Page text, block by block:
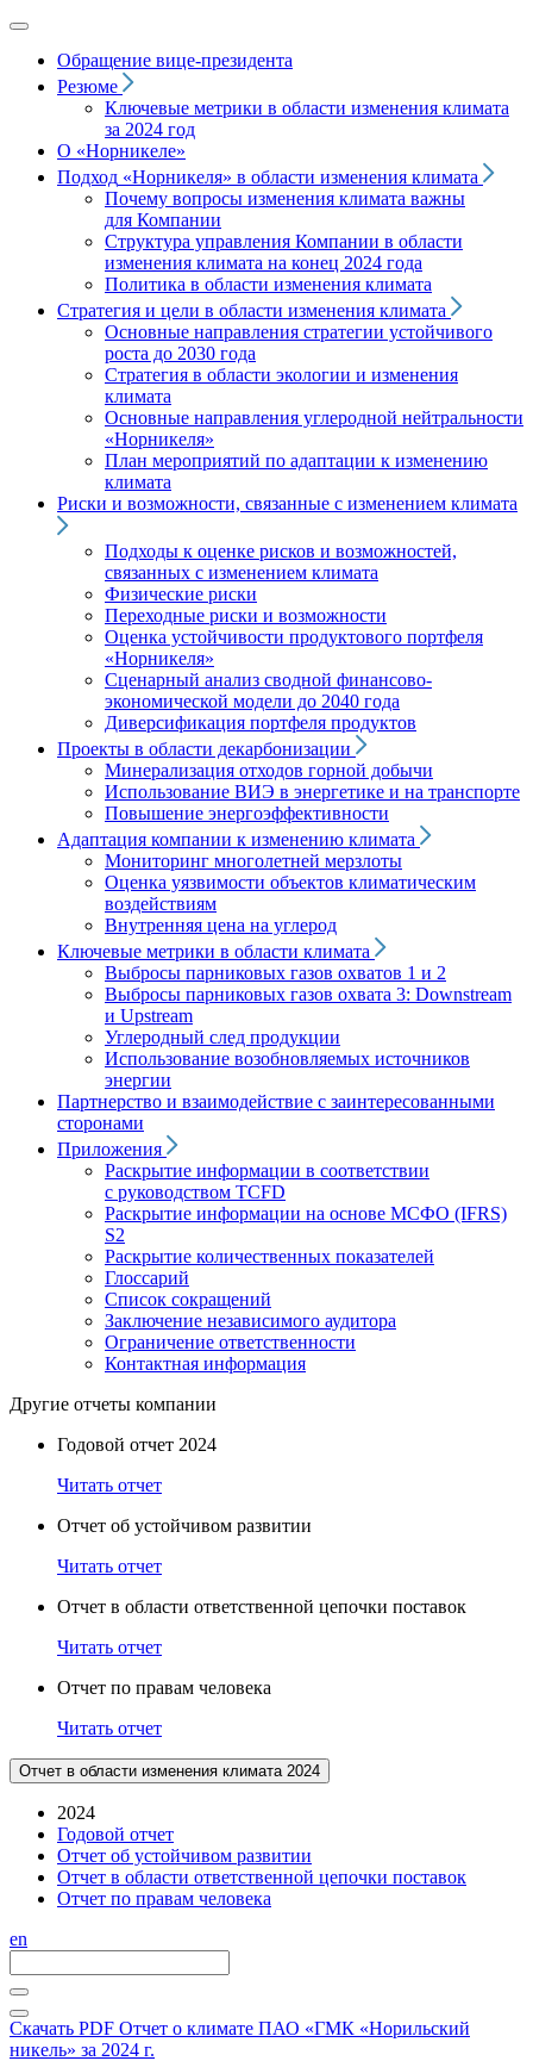
Обращение вице‑президента
Резюме
Ключевые метрики в области изменения климата
за 2024 год
О «Норникеле»
Подход «Норникеля» в области изменения климата
Почему вопросы изменения климата важны
для Компании
Структура управления Компании в области
изменения климата на конец 2024 года
Политика в области изменения климата
Стратегия и цели в области изменения климата
Основные направления стратегии устойчивого
роста до 2030 года
Стратегия в области экологии и изменения
климата
Основные направления углеродной нейтральности
«Норникеля»
План мероприятий по адаптации к изменению
климата
Риски и возможности, связанные с изменением климата
Подходы к оценке рисков и возможностей,
связанных с изменением климата
Физические риски
Переходные риски и возможности
Оценка устойчивости продуктового портфеля
«Норникеля»
Сценарный анализ сводной финансово-
экономической модели до 2040 года
Диверсификация портфеля продуктов
Проекты в области декарбонизации
Минерализация отходов горной добычи
Использование ВИЭ в энергетике и на транспорте
Повышение энергоэффективности
Адаптация компании к изменению климата
Мониторинг многолетней мерзлоты
Оценка уязвимости объектов климатическим
воздействиям
Внутренняя цена на углерод
Ключевые метрики в области климата
Выбросы парниковых газов охватов 1 и 2
Выбросы парниковых газов охвата 3: Downstream
и Upstream
Углеродный след продукции
Использование возобновляемых источников
энергии
Партнерство и взаимодействие с заинтересованными
сторонами
Приложения
Раскрытие информации в соответствии
с руководством TCFD
Раскрытие информации на основе МСФО (IFRS)
S2
Раскрытие количественных показателей
Глоссарий
Список сокращений
Заключение независимого аудитора
Ограничение ответственности
Контактная информация
Другие отчеты компании
Годовой отчет 2024
Читать отчет
Отчет об устойчивом развитии
Читать отчет
Отчет в области ответственной цепочки поставок
Читать отчет
Отчет по правам человека
Читать отчет
Отчет в области изменения климата 2024
2024
Годовой отчет
Отчет об устойчивом развитии
Отчет в области ответственной цепочки поставок
Отчет по правам человека
en
Скачать PDF Отчет о климате ПАО «ГМК «Норильский
никель» за 2024 г.